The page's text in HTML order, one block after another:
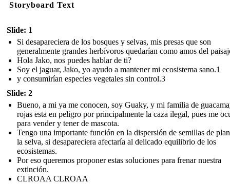
Storyboard Text
Slide: 1
Si desapareciera de los bosques y selvas, mis presas que son
generalmente grandes herbívoros quedarían como amos del
Hola Jako, nos puedes hablar de ti?
Soy el jaguar, Jako, yo ayudo a mantener mi ecosistema sano.1
y consumirían especies vegetales sin control.3
Slide: 2
Bueno, a mi ya me conocen, soy Guaky, y mi familia de
rojas esta en peligro por principalmente la caza ilegal, pues me
para vender y tener de mascota.
Tengo una importante función en la dispersión de semillas de
la selva, si desapareciera afectaría al delicado equilibrio de los
ecosistemas.
Por eso queremos proponer estas soluciones para frenar nuestra
extinción.
CLROAA CLROAA